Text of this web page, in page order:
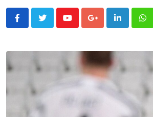
YoutubeGoogle+LinkedIn